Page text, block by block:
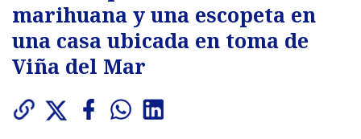
marihuana y una escopeta en
una casa ubicada en toma de
Viña del Mar